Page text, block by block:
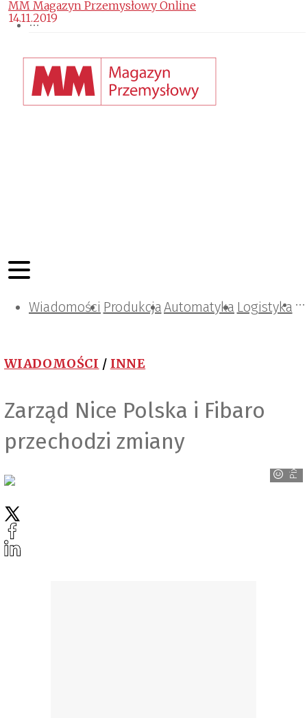
Wiadomości ProdukcjaAutomatyka Logistyka
Projektowanie i konstrukcje
Zarządzanie i IT
Tematy specjalne
WIADOMOŚCI / INNE
Zarząd Nice Polska i Fibaro
przechodzi zmiany
Pixabay
MM Magazyn Przemysłowy Online
14.11.2019